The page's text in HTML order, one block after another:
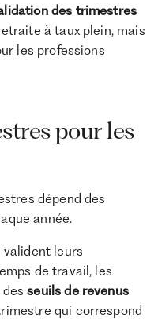
des trimestres
à taux plein, mais
les professions
pour les
dépend des
année.
leurs
de travail, les
desseuils de revenus
qui correspond